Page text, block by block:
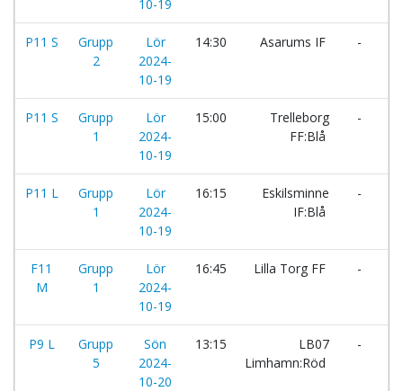
10-19
P11 S
Grupp
2
Lör
2024-
10-19
14:30 Asarums IF -
P11 S
Grupp
1
Lör
2024-
10-19
15:00
Trelleborg
FF:Blå
-
P11 L
Grupp
1
Lör
2024-
10-19
16:15
Eskilsminne
IF:Blå
-
F11
M
Grupp
1
Lör
2024-
10-19
16:45 Lilla Torg FF -
P9 L
Grupp
5
Sön
2024-
10-20
13:15
LB07
Limhamn:Röd
-